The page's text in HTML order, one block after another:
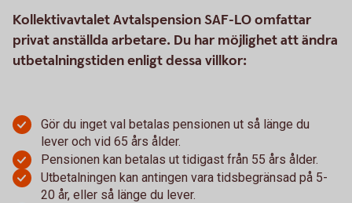
Kollektivavtalet Avtalspension SAF-LO omfattar
privat anställda arbetare. Du har möjlighet att ändra
utbetalningstiden enligt dessa villkor:
Gör du inget val betalas pensionen ut så länge du
lever och vid 65 års ålder.
Pensionen kan betalas ut tidigast från 55 års ålder.
Utbetalningen kan antingen vara tidsbegränsad på 5-
20 år, eller så länge du lever.